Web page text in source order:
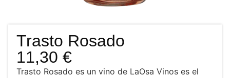
Trasto Rosado
11,30 €
Trasto Rosado es un vino de LaOsa Vinos es el